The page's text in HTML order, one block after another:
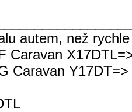
autem, než
Caravan
Caravan Y17DT=>